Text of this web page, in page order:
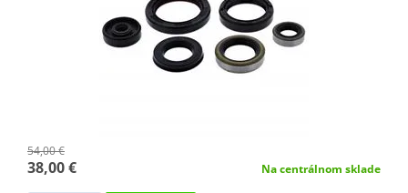
54,00 €
38,00 € Na centrálnom sklade